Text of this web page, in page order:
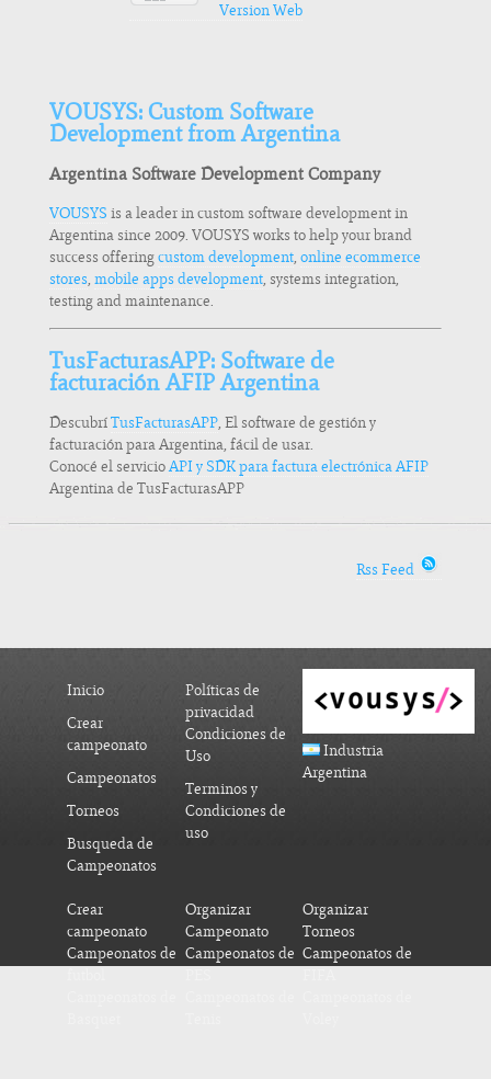
Version Web
VOUSYS: Custom Software
Development from Argentina
Argentina Software Development Company
VOUSYS is a leader in custom software development in
Argentina since 2009. VOUSYS works to help your brand
success offeringcustom development, online ecommerce
stores, mobile apps development, systems integration,
testing and maintenance.
TusFacturasAPP: Software de
facturación AFIP Argentina
DescubríTusFacturasAPP, El software de gestión y
facturación para Argentina, fácil de usar.
Conocé el servicioAPI y SDK para factura electrónica AFIP
Argentina de TusFacturasAPP
Rss Feed
Inicio
Crear
campeonato
Campeonatos
Torneos
Busqueda de
Campeonatos
Políticas de
privacidad
Condiciones de
Uso
Terminos y
Condiciones de
uso
Industria
Argentina
Crear
campeonato
Organizar
Campeonato
Organizar
Torneos
Campeonatos de Campeonatos de Campeonatos de